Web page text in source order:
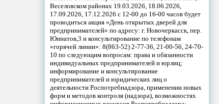
Веселовском районах 19.03.2026, 18.06.2026,
17.09.2026, 17.12.2026 с 12-00 до 16-00 часов будет
проводиться акция «День открытых дверей для
предпринимателей» по адресу: г. Новочеркасск, пер.
Юннатов,3 и консультирование по телефонам
«горячей линии»: 8(863-52) 2-77-36, 21-00-56, 24-70-
10 по следующим вопросам: права и обязанности
индивидуальных предпринимателей и юрлиц;
информирование и консультирование
предпринимателей и юридических лиц о
деятельности Роспотребнадзора, применении новых
форм и методов контроля (надзора), возможностях